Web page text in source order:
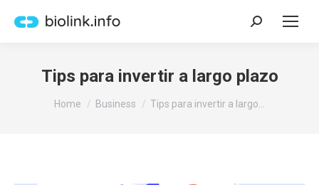
Search:
Tips para invertir a largo plazo
You are here:
Home Business Tips para invertir a largo…